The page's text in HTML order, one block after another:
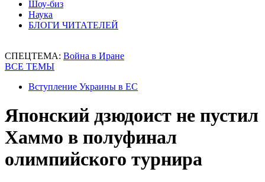
Шоу-биз
Наука
БЛОГИ ЧИТАТЕЛЕЙ
СПЕЦТЕМА: Война в Иране
ВСЕ ТЕМЫ
Вступление Украины в ЕС
Японский дзюдоист не пустил
Хаммо в полуфинал
олимпийского турнира